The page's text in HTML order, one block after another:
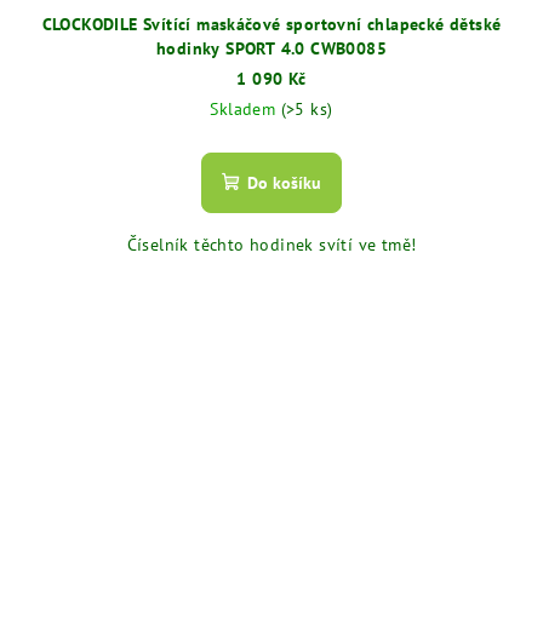
CLOCKODILE Svítící maskáčové sportovní chlapecké dětské
hodinky SPORT 4.0 CWB0085
1 090 Kč
Skladem (>5 ks)
Do košíku
Číselník těchto hodinek svítí ve tmě!